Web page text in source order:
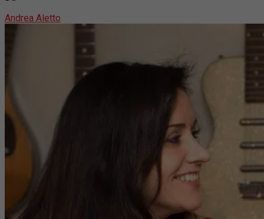
Andrea Aletto